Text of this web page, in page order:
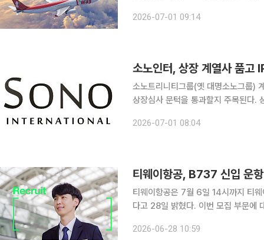
매일 운항한다고 1일 밝혔다. 9월 2
2026-07-01 09:14
소노인터, 상장 계열사 품
소노트리니티그룹(옛 대명소노그룹)
상장심사 문턱을 통과할지 주목된다. 상장 계열사 3곳을 둔 상태에서 비상장 모회사가 상장을 추진
투자은행(IB) 업계에 따르면 소노인
2026-07-01 08:04
티웨이항공, B737 신입 운
티웨이항공은 7월 6일 14시까지 티
다고 28일 밝혔다. 이번 모집 부문에 대한 응시 자격은 국내 운송용(육상다발) 또는 사업용조종사
석, 회전익 비행시간을 제외한 총 비
2026-06-28 10:59